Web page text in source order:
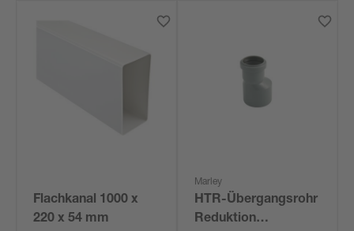
Flachkanal 1000 x
220 x 54 mm
Marley
HTR-Übergangsrohr
Reduktion